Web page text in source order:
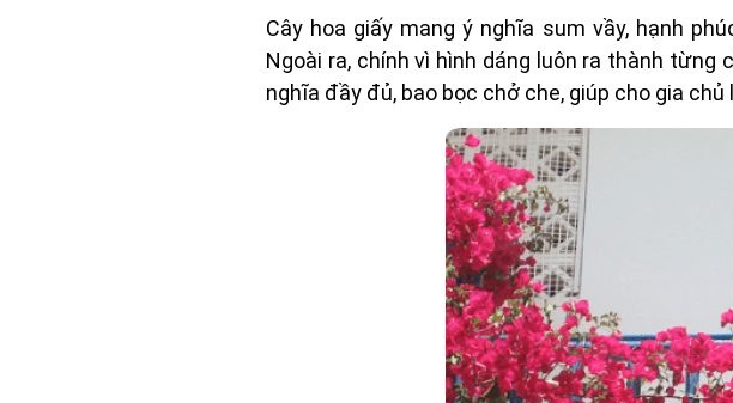
Cây hoa giấy mang ý nghĩa sum vầy, hạnh
Ngoài ra, chính vì hình dáng luôn ra thành từng
nghĩa đầy đủ, bao bọc chở che, giúp cho gia